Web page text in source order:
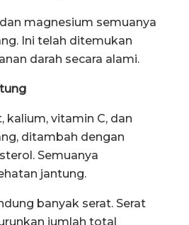
magnesium semuanya
Ini telah ditemukan
darah secara alami.
kalium, vitamin C, dan
ditambah dengan
Semuanya
jantung.
banyak serat. Serat
jumlah total